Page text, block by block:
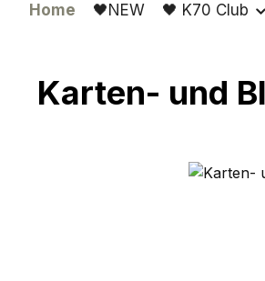
Home 🖤NEW 🖤 K70 Club
Karten- und
Bildergalerie überspringen